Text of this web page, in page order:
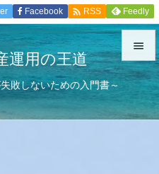
運用の王道
敗しないための入門書～


メニュ

Facebook  RSS Feedly